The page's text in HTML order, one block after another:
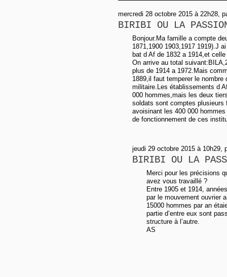
mercredi 28 octobre 2015 à 22h28,
BIRIBI OU LA PASSION
Bonjour.Ma famille a compte
1871,1900 1903,1917 1919).J
bat d Af de 1832 a 1914,et
On arrive au total
plus de 1914 a 1972.Mais
1889,il faut temperer le
militaire.Les établissements d
000 hommes,mais les deux
soldats sont comptes plusieurs
avoisinant les 400 000
de fonctionnement de ces
jeudi 29 octobre 2015 à 10h29,
BIRIBI OU LA
Merci pour les précisions
avez vous travaillé ?
Entre 1905 et 1914,
par le mouvement ouvrier
15000 hommes par an
partie d’entre eux sont
structure à l’autre.
AS